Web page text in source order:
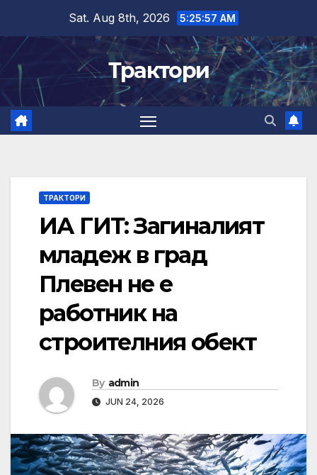
content
Sat. Aug 8th, 2026 5:25:57 AM
Трактори
ТРАКТОРИ
ИА ГИТ: Загиналият
младеж в град
Плевен не е
работник на
строителния обект
By admin
JUN 24, 2026